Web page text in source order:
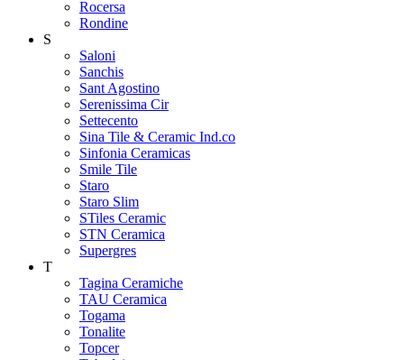
Rocersa
Rondine
S
Saloni
Sanchis
Sant Agostino
Serenissima Cir
Settecento
Sina Tile & Ceramic Ind.co
Sinfonia Ceramicas
Smile Tile
Staro
Staro Slim
STiles Ceramic
STN Ceramica
Supergres
T
Tagina Ceramiche
TAU Ceramica
Togama
Tonalite
Topcer